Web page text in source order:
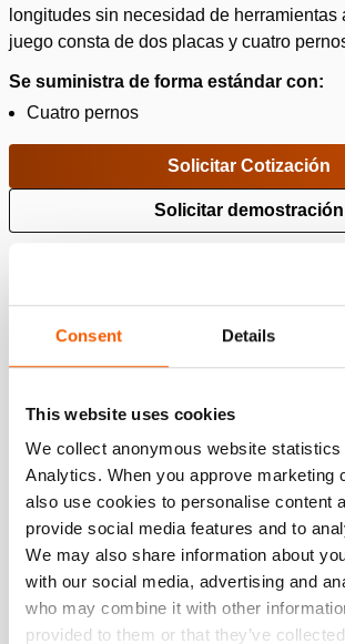
Consent Details
This website uses cookies
We collect anonymous website
Analytics. When you approve marketing
also use cookies to personalise content
provide social media features and to
We may also share information about
with our social media, advertising and
who may combine it with other
provided to them or that they’ve
longitudes sin necesidad de herramientas
juego consta de dos placas y cuatro
Se suministra de forma estándar con:
Cuatro pernos
Solicitar Cotización
Solicitar demostración
Presupuesto
Número de artículo
Especificaciones básicas
modelo